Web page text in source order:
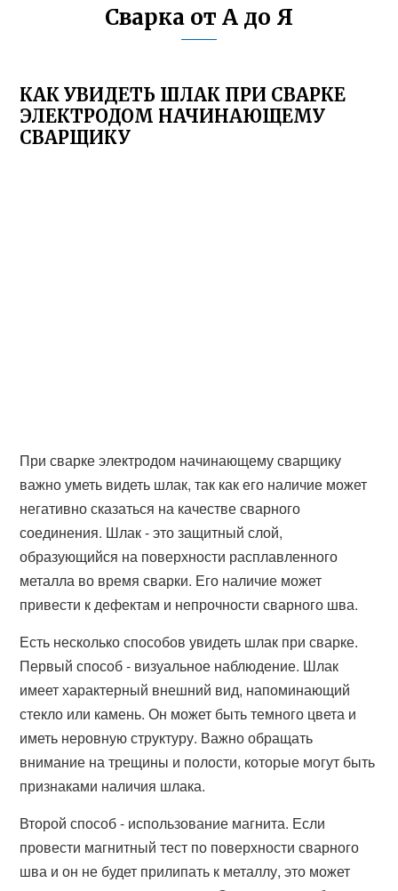
Сварка от А до Я
КАК УВИДЕТЬ ШЛАК ПРИ СВАРКЕ
ЭЛЕКТРОДОМ НАЧИНАЮЩЕМУ
СВАРЩИКУ
При сварке электродом начинающему сварщику
важно уметь видеть шлак, так как его наличие может
негативно сказаться на качестве сварного
соединения. Шлак - это защитный слой,
образующийся на поверхности расплавленного
металла во время сварки. Его наличие может
привести к дефектам и непрочности сварного шва.
Есть несколько способов увидеть шлак при сварке.
Первый способ - визуальное наблюдение. Шлак
имеет характерный внешний вид, напоминающий
стекло или камень. Он может быть темного цвета и
иметь неровную структуру. Важно обращать
внимание на трещины и полости, которые могут быть
признаками наличия шлака.
Второй способ - использование магнита. Если
провести магнитный тест по поверхности сварного
шва и он не будет прилипать к металлу, это может